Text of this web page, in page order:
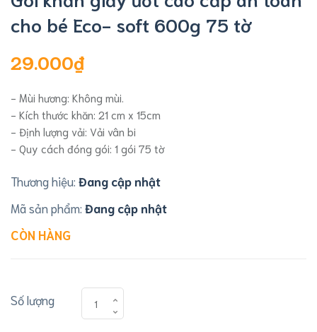
cho bé Eco- soft 600g 75 tờ
29.000₫
- Mùi hương: Không mùi.
- Kích thước khăn: 21 cm x 15cm
- Định lượng vải: Vải vân bi
- Quy cách đóng gói: 1 gói 75 tờ
Thương hiệu: Đang cập nhật
Mã sản phẩm: Đang cập nhật
CÒN HÀNG
Số lượng